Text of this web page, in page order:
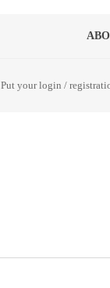
Put your login /